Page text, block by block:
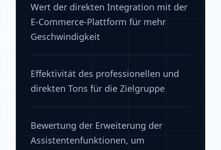
Wert der direkten Integration mit der
E-Commerce-Plattform für mehr
Geschwindigkeit
Effektivität des professionellen und
direkten Tons für die Zielgruppe
Bewertung der Erweiterung der
Assistentenfunktionen, um